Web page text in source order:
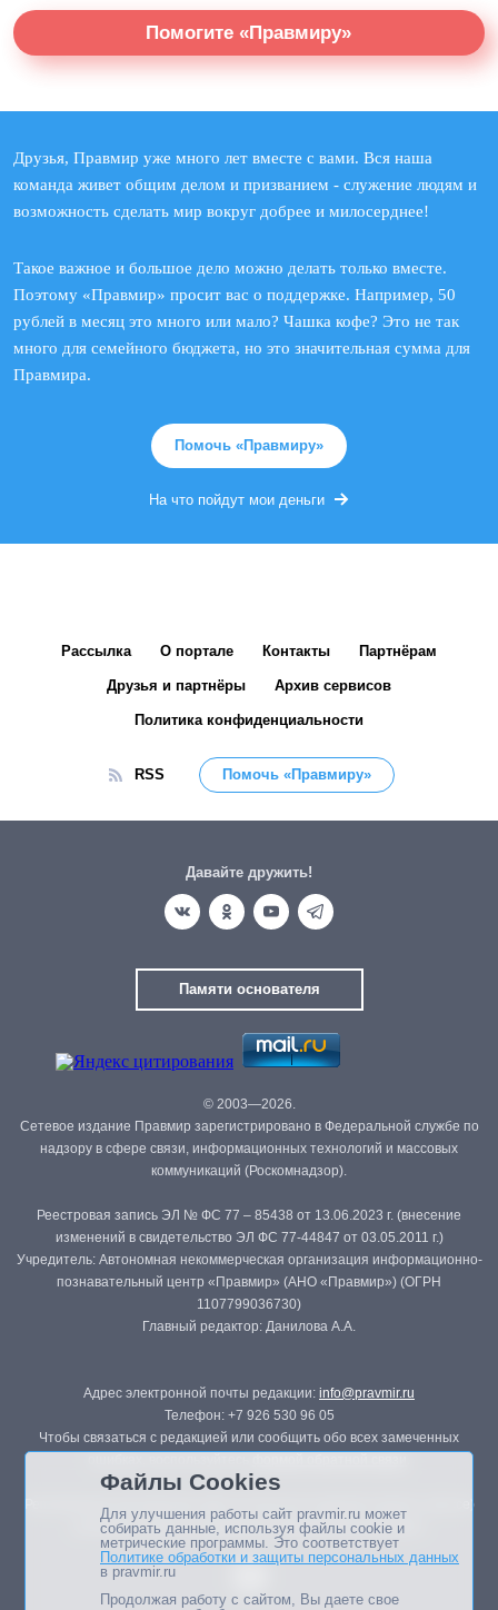
Помогите «Правмиру»
Друзья, Правмир уже много лет вместе с вами. Вся наша
команда живет общим делом и призванием - служение людям и
возможность сделать мир вокруг добрее и милосерднее!
Такое важное и большое дело можно делать только вместе.
Поэтому «Правмир» просит вас о поддержке. Например, 50
рублей в месяц это много или мало? Чашка кофе? Это не так
много для семейного бюджета, но это значительная сумма для
Правмира.
Помочь «Правмиру»
На что пойдут мои деньги
Рассылка О портале Контакты Партнёрам
Друзья и партнёры Архив сервисов
Политика конфиденциальности
RSS Помочь «Правмиру»
Давайте дружить!
Памяти основателя
© 2003—2026.
Сетевое издание Правмир зарегистрировано в Федеральной службе по
надзору в сфере связи, информационных технологий и массовых
коммуникаций (Роскомнадзор).
Реестровая запись ЭЛ № ФС 77 – 85438 от 13.06.2023 г. (внесение
изменений в свидетельство ЭЛ ФС 77-44847 от 03.05.2011 г.)
Учредитель: Автономная некоммерческая организация информационно-
познавательный центр «Правмир» (АНО «Правмир») (ОГРН
1107799036730)
Главный редактор: Данилова А.А.
Адрес электронной почты редакции: info@pravmir.ru
Телефон: +7 926 530 96 05
Чтобы связаться с редакцией или сообщить обо всех замеченных
Републикация материалов сайта в печатных изданиях (книгах, прессе)
возможна только с письменного разрешения редакции.
Файлы Cookies
Для улучшения работы сайт pravmir.ru может
собирать данные, используя файлы cookie и
метрические программы. Это соответствует
Политике обработки и защиты персональных данных
в pravmir.ru
Продолжая работу с сайтом, Вы даете свое